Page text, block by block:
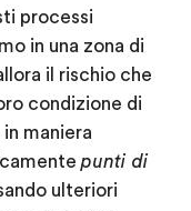
processi
in una zona di
il rischio che
condizione di
maniera
punti di
ulteriori